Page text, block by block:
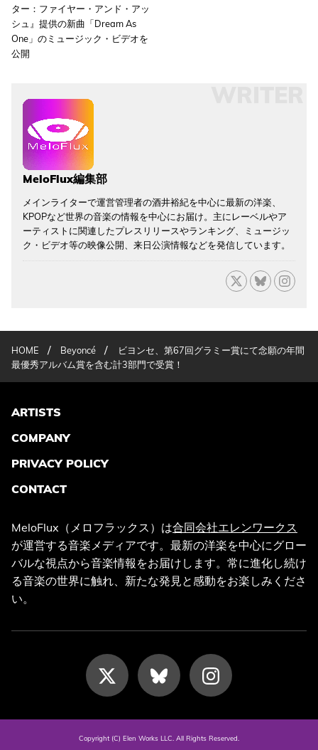
ター：ファイヤー・アンド・アッ
シュ』提供の新曲「Dream As
One」のミュージック・ビデオを
公開
MeloFlux編集部
メインライターで運営管理者の酒井裕紀を中心に最新の洋楽、
KPOPなど世界の音楽の情報を中心にお届け。主にレーベルやア
ーティストに関連したプレスリリースやランキング、ミュージッ
ク・ビデオ等の映像公開、来日公演情報などを発信しています。
HOME / Beyoncé /
ビヨンセ、第67回グラミー賞にて念願の年間
最優秀アルバム賞を含む計3部門で受賞！
ARTISTS
COMPANY
PRIVACY POLICY
CONTACT
MeloFlux（メロフラックス）は合同会社エレンワークス
が運営する音楽メディアです。最新の洋楽を中心にグロー
バルな視点から音楽情報をお届けします。常に進化し続け
る音楽の世界に触れ、新たな発見と感動をお楽しみくださ
い。
Copyright (C) Elen Works LLC. All Rights Reserved.